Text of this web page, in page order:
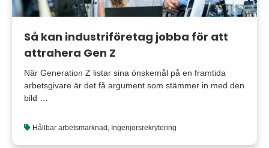
Så kan industriföretag jobba för att
attrahera Gen Z
När Generation Z listar sina önskemål på en framtida
arbetsgivare är det få argument som stämmer in med den
bild …
Hållbar arbetsmarknad , Ingenjörsrekrytering